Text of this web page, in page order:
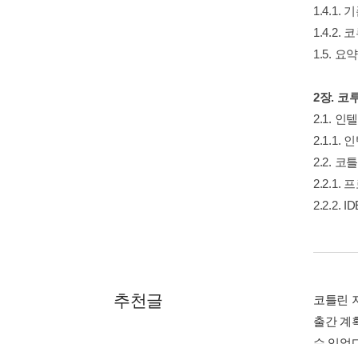
1.4.1.
1.4.2.
1.5. 요약
2장. 코
2.1. 인
2.1.1.
2.2. 코
2.2.1.
2.2.2.
추천글
코틀린
출간 계